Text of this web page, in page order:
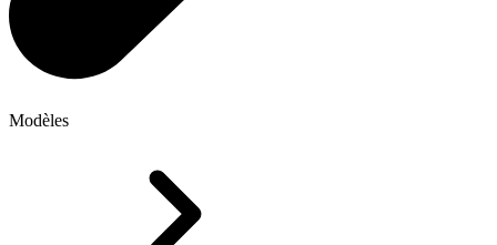
Modèles